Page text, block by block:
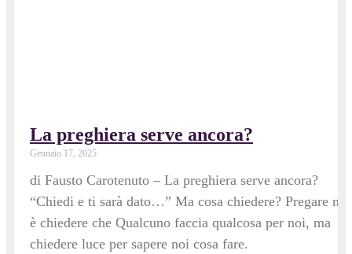
La preghiera serve ancora?
Gennaio 17, 2025
di Fausto Carotenuto – La preghiera serve ancora?
“Chiedi e ti sarà dato…” Ma cosa chiedere? Pregare
è chiedere che Qualcuno faccia qualcosa per noi, ma
chiedere luce per sapere noi cosa fare.